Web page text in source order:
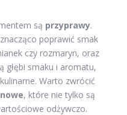
są przyprawy.
poprawić smak
czy rozmaryn, oraz
głębi smaku i aromatu,
Warto zwrócić
, które nie tylko są
odżywczo.